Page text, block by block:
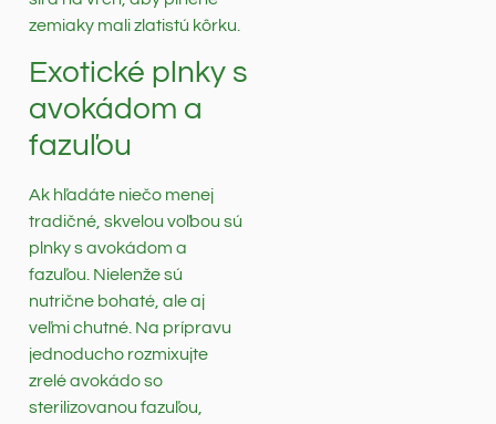
zemiaky mali zlatistú kôrku.
Exotické plnky s
avokádom a
fazuľou
Ak hľadáte niečo menej
tradičné, skvelou voľbou sú
plnky s avokádom a
fazuľou. Nielenže sú
nutrične bohaté, ale aj
veľmi chutné. Na prípravu
jednoducho rozmixujte
zrelé avokádo so
sterilizovanou fazuľou,